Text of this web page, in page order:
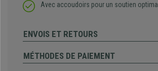
Avec accoudoirs pour un soutien optimal
ENVOIS ET RETOURS
MÉTHODES DE PAIEMENT